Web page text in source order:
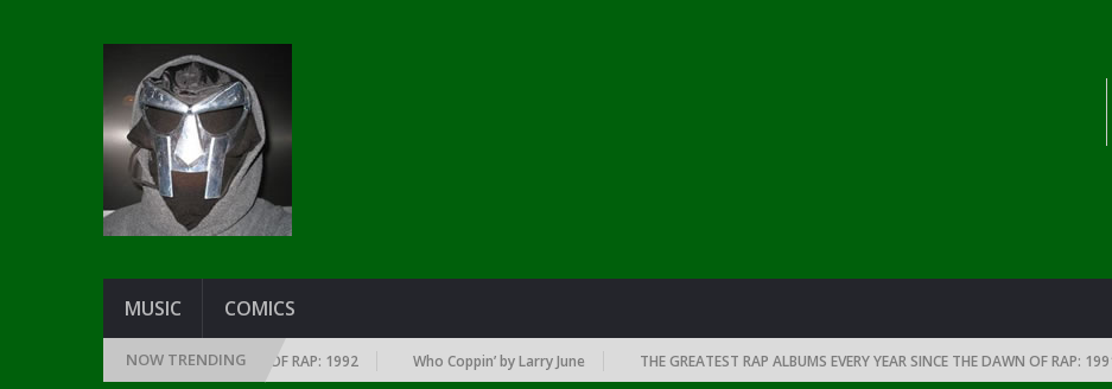
MUSIC COMICS
NOW TRENDING
EVERY YEAR … SINCE THE DAWN OF RAP: 1992 Who Coppin’ by Larry June THE GREATEST RAP ALBUMS EVERY YEAR SINCE THE DAWN OF RAP: 1991